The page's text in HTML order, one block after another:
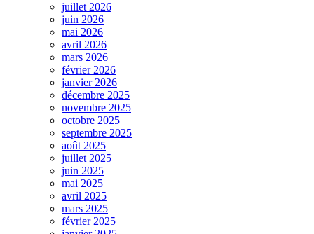
juillet 2026
juin 2026
mai 2026
avril 2026
mars 2026
février 2026
janvier 2026
décembre 2025
novembre 2025
octobre 2025
septembre 2025
août 2025
juillet 2025
juin 2025
mai 2025
avril 2025
mars 2025
février 2025